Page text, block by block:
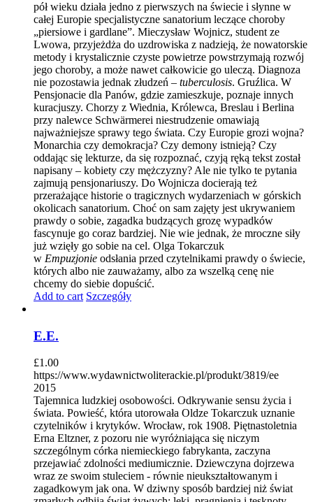
pół wieku działa jedno z pierwszych na świecie i słynne w
całej Europie specjalistyczne sanatorium leczące choroby
„piersiowe i gardlane”. Mieczysław Wojnicz, student ze
Lwowa, przyjeżdża do uzdrowiska z nadzieją, że nowatorskie
metody i krystalicznie czyste powietrze powstrzymają rozwój
jego choroby, a może nawet całkowicie go uleczą. Diagnoza
nie pozostawia jednak złudzeń – tuberculosis. Gruźlica. W
Pensjonacie dla Panów, gdzie zamieszkuje, poznaje innych
kuracjuszy. Chorzy z Wiednia, Królewca, Breslau i Berlina
przy nalewce Schwärmerei niestrudzenie omawiają
najważniejsze sprawy tego świata. Czy Europie grozi wojna?
Monarchia czy demokracja? Czy demony istnieją? Czy
oddając się lekturze, da się rozpoznać, czyją ręką tekst został
napisany – kobiety czy mężczyzny? Ale nie tylko te pytania
zajmują pensjonariuszy. Do Wojnicza docierają też
przerażające historie o tragicznych wydarzeniach w górskich
okolicach sanatorium. Choć on sam zajęty jest ukrywaniem
prawdy o sobie, zagadka budzących grozę wypadków
fascynuje go coraz bardziej. Nie wie jednak, że mroczne siły
już wzięły go sobie na cel. Olga Tokarczuk
w Empuzjonie odsłania przed czytelnikami prawdy o świecie,
których albo nie zauważamy, albo za wszelką cenę nie
chcemy do siebie dopuścić.
Add to cart Szczegóły
E.E.
£1.00
https://www.wydawnictwoliterackie.pl/produkt/3819/ee
2015
Tajemnica ludzkiej osobowości. Odkrywanie sensu życia i
świata. Powieść, która utorowała Oldze Tokarczuk uznanie
czytelników i krytyków. Wrocław, rok 1908. Piętnastoletnia
Erna Eltzner, z pozoru nie wyróżniająca się niczym
szczególnym córka niemieckiego fabrykanta, zaczyna
przejawiać zdolności mediumicznie. Dziewczyna dojrzewa
wraz ze swoim stuleciem - równie nieukształtowanym i
zagadkowym jak ona. W dziwny sposób bardziej niż świat